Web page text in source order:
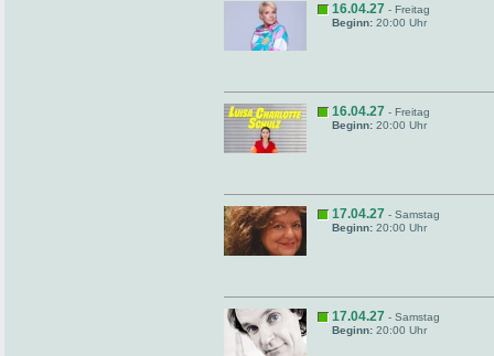
16.04.27 - Freitag
Beginn: 20:00 Uhr
16.04.27 - Freitag
Beginn: 20:00 Uhr
17.04.27 - Samstag
Beginn: 20:00 Uhr
17.04.27 - Samstag
Beginn: 20:00 Uhr